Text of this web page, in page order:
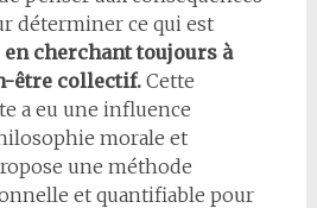
déterminer ce qui est
en cherchant toujours à
être collectif.Cette
a eu une influence
morale et
une méthode
et quantifiable pour